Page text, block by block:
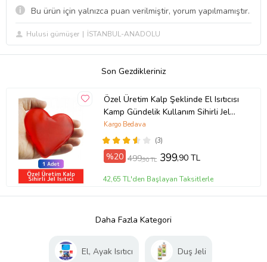
Bu ürün için yalnızca puan verilmiştir, yorum yapılmamıştır.
Hulusi gümüşer İSTANBUL-ANADOLU
Son Gezdikleriniz
Özel Üretim Kalp Şeklinde El Isıtıcısı
Kamp Gündelik Kullanım Sihirli Jel
Isıtıcı Cep Sobası 1 Adet
(3)
Kargo Bedava
%20 499,90 TL 399,90 TL
42,65 TL'den Başlayan Taksitlerle
Daha Fazla Kategori
El, Ayak Isıtıcı Duş Jeli